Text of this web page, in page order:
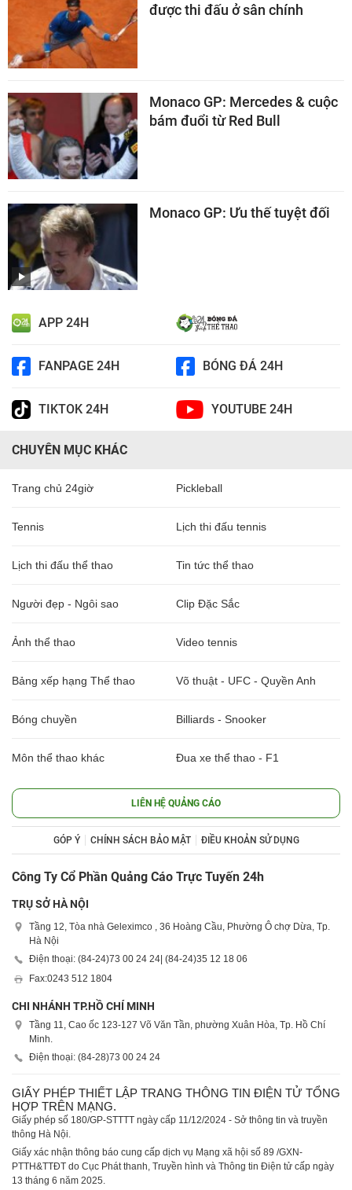
được thi đấu ở sân chính
Monaco GP: Mercedes & cuộc
bám đuổi từ Red Bull
Monaco GP: Ưu thế tuyệt đối
APP 24H
FANPAGE 24H BÓNG ĐÁ 24H
TIKTOK 24H YOUTUBE 24H
CHUYÊN MỤC KHÁC
Trang chủ 24giờ Pickleball
Tennis Lịch thi đấu tennis
Lịch thi đấu thể thao Tin tức thể thao
Người đẹp - Ngôi sao Clip Đặc Sắc
Ảnh thể thao Video tennis
Bảng xếp hạng Thể thao Võ thuật - UFC - Quyền Anh
Bóng chuyền Billiards - Snooker
Môn thể thao khác Đua xe thể thao - F1
LIÊN HỆ QUẢNG CÁO
GÓP Ý CHÍNH SÁCH BẢO MẬT ĐIỀU KHOẢN SỬ DỤNG
Công Ty Cổ Phần Quảng Cáo Trực Tuyến 24h
TRỤ SỞ HÀ NỘI
Tầng 12, Tòa nhà Geleximco , 36 Hoàng Cầu, Phường Ô chợ Dừa, Tp.
Hà Nội
Điện thoại: (84-24)73 00 24 24 | (84-24)35 12 18 06
Fax:0243 512 1804
CHI NHÁNH TP.HỒ CHÍ MINH
Tầng 11, Cao ốc 123-127 Võ Văn Tần, phường Xuân Hòa, Tp. Hồ Chí
Minh.
Điện thoại: (84-28)73 00 24 24
GIẤY PHÉP THIẾT LẬP TRANG THÔNG TIN ĐIỆN TỬ TỔNG
HỢP TRÊN MẠNG.
Giấy phép số 180/GP-STTTT ngày cấp 11/12/2024 - Sở thông tin và truyền
thông Hà Nội.
Giấy xác nhận thông báo cung cấp dịch vụ Mạng xã hội số 89 /GXN-
PTTH&TTĐT do Cục Phát thanh, Truyền hình và Thông tin Điện tử cấp ngày
13 tháng 6 năm 2025.